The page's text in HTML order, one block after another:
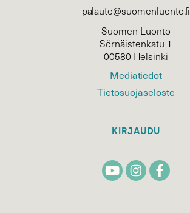
palaute@suomenluonto.fi
Suomen Luonto
Sörnäistenkatu 1
00580 Helsinki
Mediatiedot
Tietosuojaseloste
KIRJAUDU